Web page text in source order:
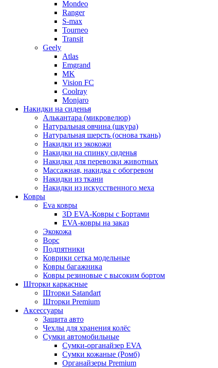
Mondeo
Ranger
S-max
Tourneo
Transit
Geely
Atlas
Emgrand
MK
Vision FC
Coolray
Monjaro
Накидки на сиденья
Алькантара (микровелюр)
Натуральная овчина (шкура)
Натуральная шерсть (основа ткань)
Накидки из экокожи
Накидки на спинку сиденья
Накидки для перевозки животных
Массажная, накидка с обогревом
Накидки из ткани
Накидки из искусственного меха
Ковры
Eva ковры
3D EVA-Ковры с Бортами
EVA-ковры на заказ
Экокожа
Ворс
Подпятники
Коврики сетка модельные
Ковры багажника
Ковры резиновые с высоким бортом
Шторки каркасные
Шторки Satandart
Шторки Premium
Аксессуары
Защита авто
Чехлы для хранения колёс
Сумки автомобильные
Сумки-органайзер EVA
Сумки кожаные (Ромб)
Органайзеры Premium